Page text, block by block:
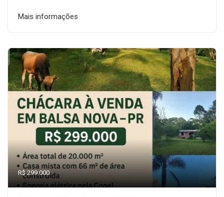
Mais informações
R$ 299.000